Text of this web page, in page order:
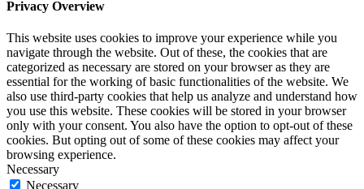
Privacy Overview
This website uses cookies to improve your experience while you
navigate through the website. Out of these, the cookies that are
categorized as necessary are stored on your browser as they are
essential for the working of basic functionalities of the website. We
also use third-party cookies that help us analyze and understand how
you use this website. These cookies will be stored in your browser
only with your consent. You also have the option to opt-out of these
cookies. But opting out of some of these cookies may affect your
browsing experience.
Necessary
Necessary